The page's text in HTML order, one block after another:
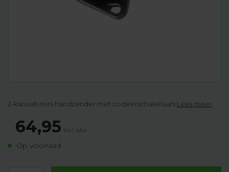
2-kanaals mini handzender met codeerschakelaars Lees meer
64,95 Incl. btw
Op voorraad